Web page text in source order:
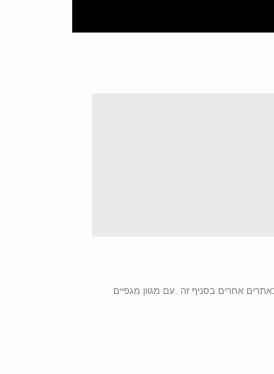
אחרים בסניף זה .עם מגוון מגפיים